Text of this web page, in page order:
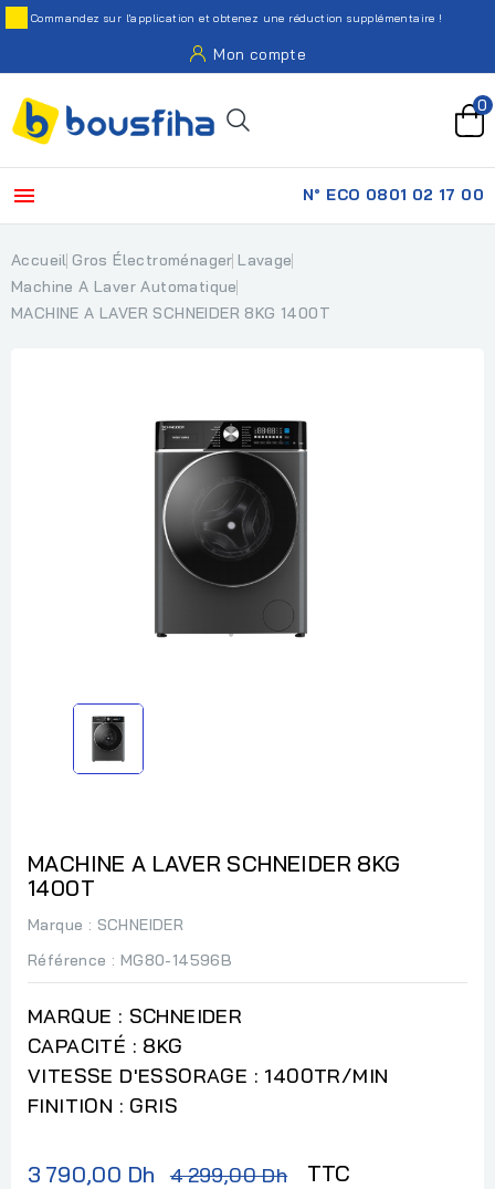
Commandez sur l'application et obtenez une réduction supplémentaire !
Mon compte
0
 N° ECO 0801 02 17 00
Accueil Gros Électroménager Lavage
Machine A Laver Automatique
MACHINE A LAVER SCHNEIDER 8KG 1400T
MACHINE A LAVER SCHNEIDER 8KG
1400T
Marque : SCHNEIDER
Référence : MG80-14596B
MARQUE : SCHNEIDER
CAPACITÉ : 8KG
VITESSE D'ESSORAGE : 1400TR/MIN
FINITION : GRIS
3 790,00 Dh 4 299,00 Dh TTC